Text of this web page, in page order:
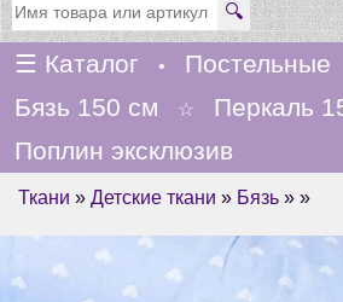
🔍
☰ Каталог • Постельные
Бязь 150 см ☆ Перкаль
Поплин эксклюзив
Ткани » Детские ткани » Бязь » »